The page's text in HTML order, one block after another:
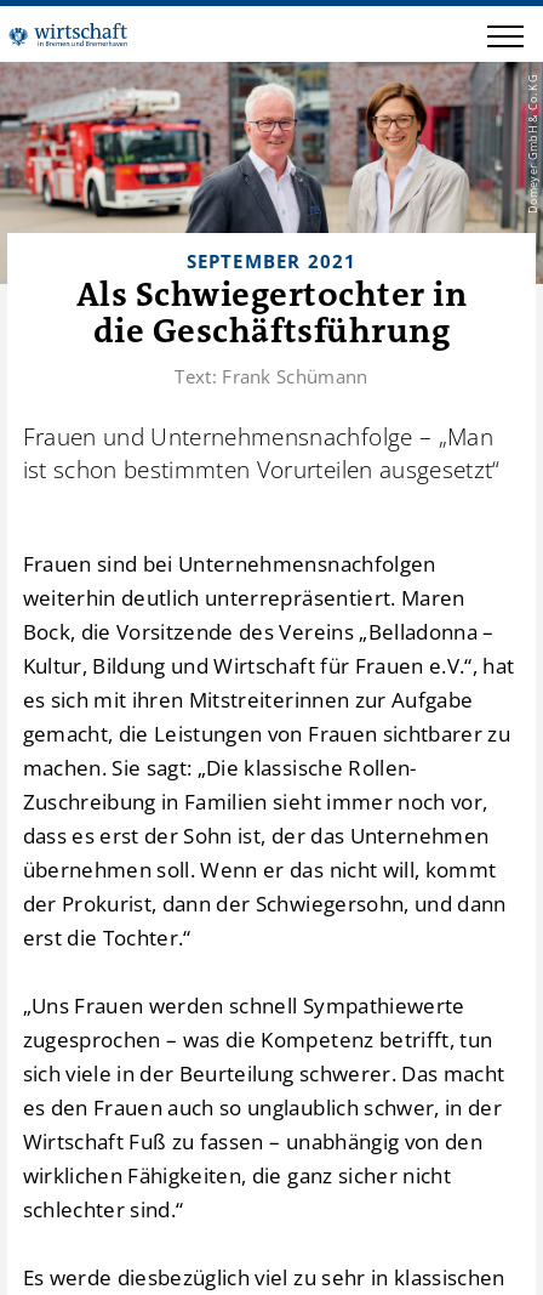
Domeyer GmbH & Co. KG
SEPTEMBER 2021
Als Schwiegertochter in
die Geschäftsführung
Text: Frank Schümann
Frauen und Unternehmensnachfolge – „Man
ist schon bestimmten Vorurteilen ausgesetzt“
Frauen sind bei Unternehmensnachfolgen
weiterhin deutlich unterrepräsentiert. Maren
Bock, die Vorsitzende des Vereins „Belladonna –
Kultur, Bildung und Wirtschaft für Frauen e.V.“, hat
es sich mit ihren Mitstreiterinnen zur Aufgabe
gemacht, die Leistungen von Frauen sichtbarer zu
machen. Sie sagt: „Die klassische Rollen-
Zuschreibung in Familien sieht immer noch vor,
dass es erst der Sohn ist, der das Unternehmen
übernehmen soll. Wenn er das nicht will, kommt
der Prokurist, dann der Schwiegersohn, und dann
erst die Tochter.“
„Uns Frauen werden schnell Sympathiewerte
zugesprochen – was die Kompetenz betrifft, tun
sich viele in der Beurteilung schwerer. Das macht
es den Frauen auch so unglaublich schwer, in der
Wirtschaft Fuß zu fassen – unabhängig von den
wirklichen Fähigkeiten, die ganz sicher nicht
schlechter sind.“
Es werde diesbezüglich viel zu sehr in klassischen